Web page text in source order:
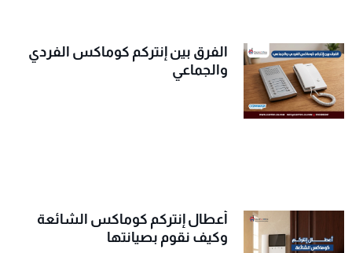
الفرق بين إنتركم كوماكس الفردي
والجماعي
أعطال إنتركم كوماكس الشائعة
وكيف نقوم بصيانتها